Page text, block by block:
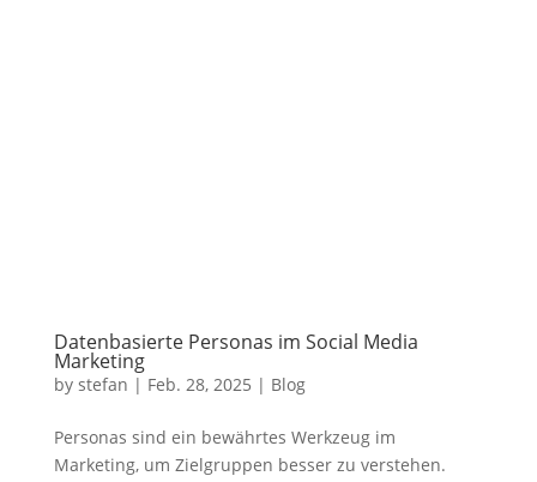
Datenbasierte Personas im Social Media
Marketing
by stefan | Feb. 28, 2025 | Blog
Personas sind ein bewährtes Werkzeug im
Marketing, um Zielgruppen besser zu verstehen.